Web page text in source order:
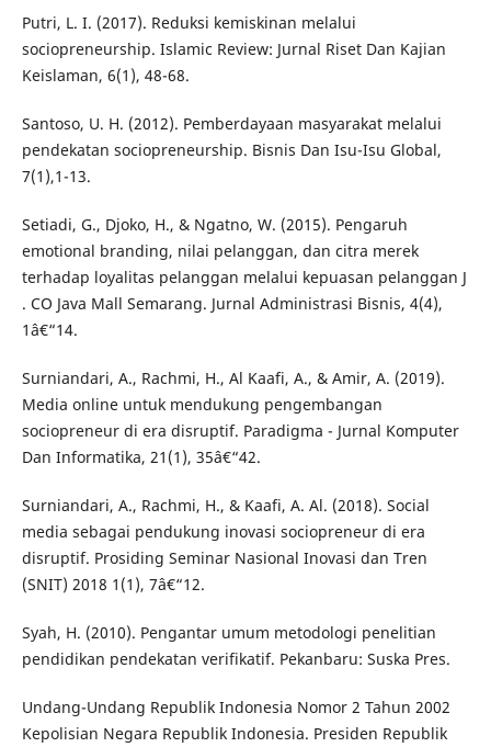
Putri, L. I. (2017). Reduksi kemiskinan melalui
sociopreneurship. Islamic Review: Jurnal Riset Dan Kajian
Keislaman, 6(1), 48-68.
Santoso, U. H. (2012). Pemberdayaan masyarakat melalui
pendekatan sociopreneurship. Bisnis Dan Isu-Isu Global,
7(1),1-13.
Setiadi, G., Djoko, H., & Ngatno, W. (2015). Pengaruh
emotional branding, nilai pelanggan, dan citra merek
terhadap loyalitas pelanggan melalui kepuasan pelanggan J
. CO Java Mall Semarang. Jurnal Administrasi Bisnis, 4(4),
1â€“14.
Surniandari, A., Rachmi, H., Al Kaafi, A., & Amir, A. (2019).
Media online untuk mendukung pengembangan
sociopreneur di era disruptif. Paradigma - Jurnal Komputer
Dan Informatika, 21(1), 35â€“42.
Surniandari, A., Rachmi, H., & Kaafi, A. Al. (2018). Social
media sebagai pendukung inovasi sociopreneur di era
disruptif. Prosiding Seminar Nasional Inovasi dan Tren
(SNIT) 2018 1(1), 7â€“12.
Syah, H. (2010). Pengantar umum metodologi penelitian
pendidikan pendekatan verifikatif. Pekanbaru: Suska Pres.
Undang-Undang Republik Indonesia Nomor 2 Tahun 2002
Kepolisian Negara Republik Indonesia. Presiden Republik